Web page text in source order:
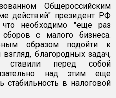
Общероссийским
действий" президент РФ
необходимо "еще раз
с малого бизнеса.
образом подойти к
благородных задач,
ставили перед собой
над этим еще
стабильность в налоговой